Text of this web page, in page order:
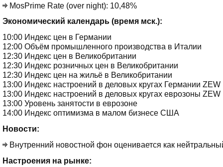
MosPrime Rate (over night): 10,48%
Экономический календарь (время мск.):
10:00 Индекс цен в Германии
12:00 Объём промышленного производства в Италии
12:30 Индекс цен в Великобритании
12:30 Индекс розничных цен в Великобритании
12:30 Индекс цен на жильё в Великобритании
13:00 Индекс настроений в деловых кругах Германии ZEW
13:00 Индекс настроений в деловых кругах еврозоны ZEW
13:00 Уровень занятости в еврозоне
14:00 Индекс оптимизма в малом бизнесе США
Новости:
Внутренний новостной фон оценивается как
Настроения на рынке: